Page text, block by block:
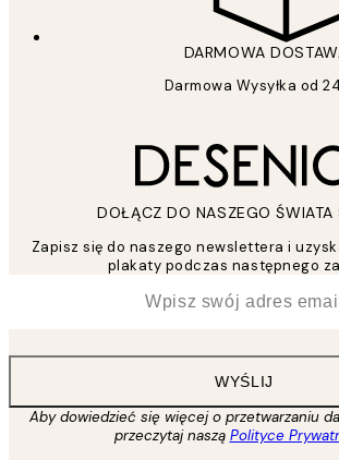
DARMOWA
Darmowa Wysyłka od
DOŁĄCZ DO NASZEGO ŚWIATA
Zapisz się do naszego newslettera i
plakaty podczas następnego
WYŚLIJ
Aby dowiedzieć się więcej o przetwarzaniu
przeczytaj naszą Polityce